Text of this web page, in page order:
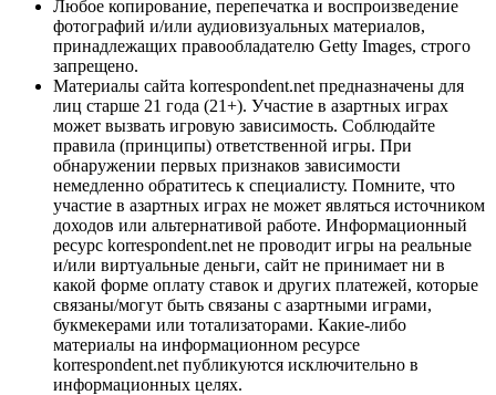
Любое копирование, перепечатка и воспроизведение
фотографий и/или аудиовизуальных материалов,
принадлежащих правообладателю Getty Images, строго
запрещено.
Материалы сайта korrespondent.net предназначены для
лиц старше 21 года (21+). Участие в азартных играх
может вызвать игровую зависимость. Соблюдайте
правила (принципы) ответственной игры. При
обнаружении первых признаков зависимости
немедленно обратитесь к специалисту. Помните, что
участие в азартных играх не может являться источником
доходов или альтернативой работе. Информационный
ресурс korrespondent.net не проводит игры на реальные
и/или виртуальные деньги, сайт не принимает ни в
какой форме оплату ставок и других платежей, которые
связаны/могут быть связаны с азартными играми,
букмекерами или тотализаторами. Какие-либо
материалы на информационном ресурсе
korrespondent.net публикуются исключительно в
информационных целях.